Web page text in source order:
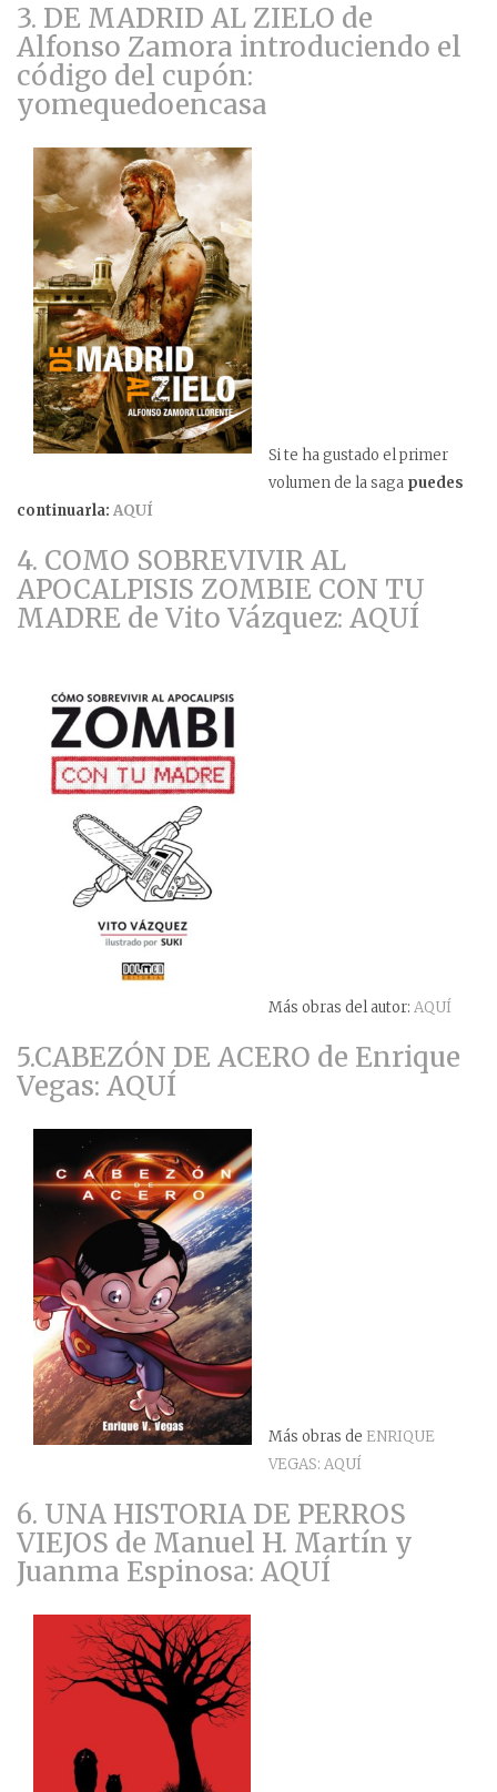
3. DE MADRID AL ZIELO de
Alfonso Zamora introduciendo el
código del cupón:
yomequedoencasa
Si te ha gustado el primer
volumen de la saga puedes
continuarla: AQUÍ
4. COMO SOBREVIVIR AL
APOCALPISIS ZOMBIE CON TU
MADRE de Vito Vázquez: AQUÍ
Más obras del autor: AQUÍ
5.CABEZÓN DE ACERO de Enrique
Vegas: AQUÍ
Más obras de ENRIQUE
VEGAS: AQUÍ
6. UNA HISTORIA DE PERROS
VIEJOS de Manuel H. Martín y
Juanma Espinosa: AQUÍ